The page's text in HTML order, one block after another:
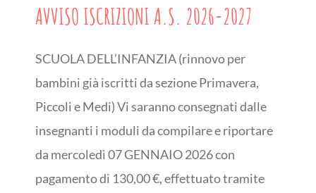
AVVISO ISCRIZIONI A.S. 2026-2027
SCUOLA DELL’INFANZIA (rinnovo per
bambini già iscritti da sezione Primavera,
Piccoli e Medi) Vi saranno consegnati dalle
insegnanti i moduli da compilare e riportare
da mercoledì 07 GENNAIO 2026 con
pagamento di 130,00 €, effettuato tramite